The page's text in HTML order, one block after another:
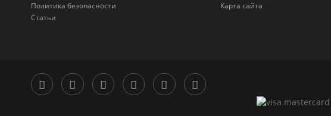
Политика безопасности
Статьи
Карта сайта